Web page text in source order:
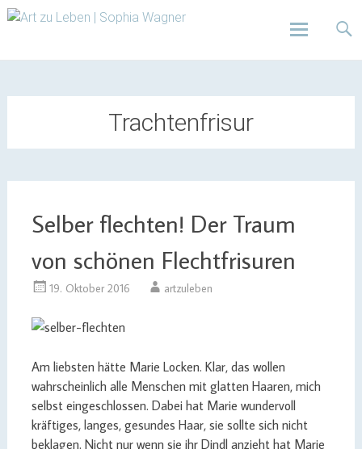
Art zu Leben | Sophia
Trachtenfrisur
Selber flechten! Der Traum
von schönen Flechtfrisuren
19. Oktober 2016 artzuleben
Am liebsten hätte Marie Locken. Klar, das wollen
wahrscheinlich alle Menschen mit glatten Haaren, mich
selbst eingeschlossen. Dabei hat Marie wundervoll
kräftiges, langes, gesundes Haar, sie sollte sich nicht
beklagen. Nicht nur wenn sie ihr Dindl anzieht hat Marie